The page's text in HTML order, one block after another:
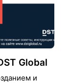
Global
и